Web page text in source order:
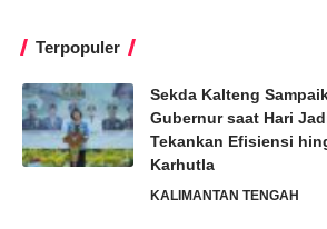
Terpopuler
Sekda Kalteng
Gubernur saat Hari
Tekankan Efisiensi
Karhutla
KALIMANTAN TENGAH